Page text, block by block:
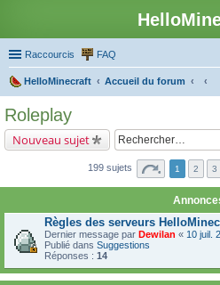
Raccourcis FAQ
HelloMinecraft
Accueil du forum
Roleplay
Nouveau sujet
199 sujets 1 2 3
Règles des serveurs
Dernier message par Dewilan « 10 juil.
Publié dans Suggestions
Réponses : 14